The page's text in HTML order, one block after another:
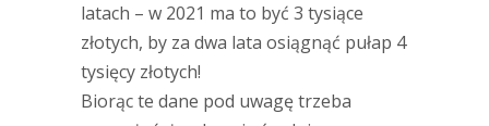
latach – w 2021 ma to być 3 tysiące
złotych, by za dwa lata osiągnąć pułap 4
tysięcy złotych!
Biorąc te dane pod uwagę trzeba